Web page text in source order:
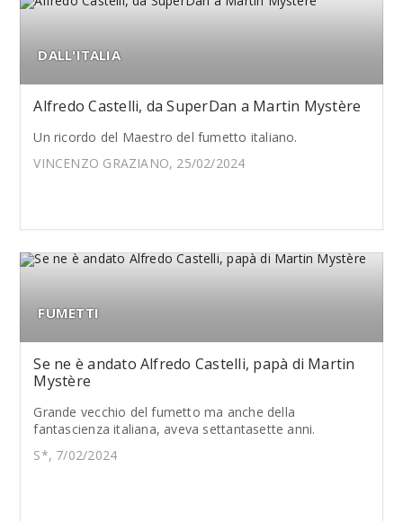
DALL'ITALIA
Alfredo Castelli, da SuperDan a Martin Mystère
Un ricordo del Maestro del fumetto italiano.
VINCENZO GRAZIANO, 25/02/2024
FUMETTI
Se ne è andato Alfredo Castelli, papà di Martin
Mystère
Grande vecchio del fumetto ma anche della
fantascienza italiana, aveva settantasette anni.
S*, 7/02/2024